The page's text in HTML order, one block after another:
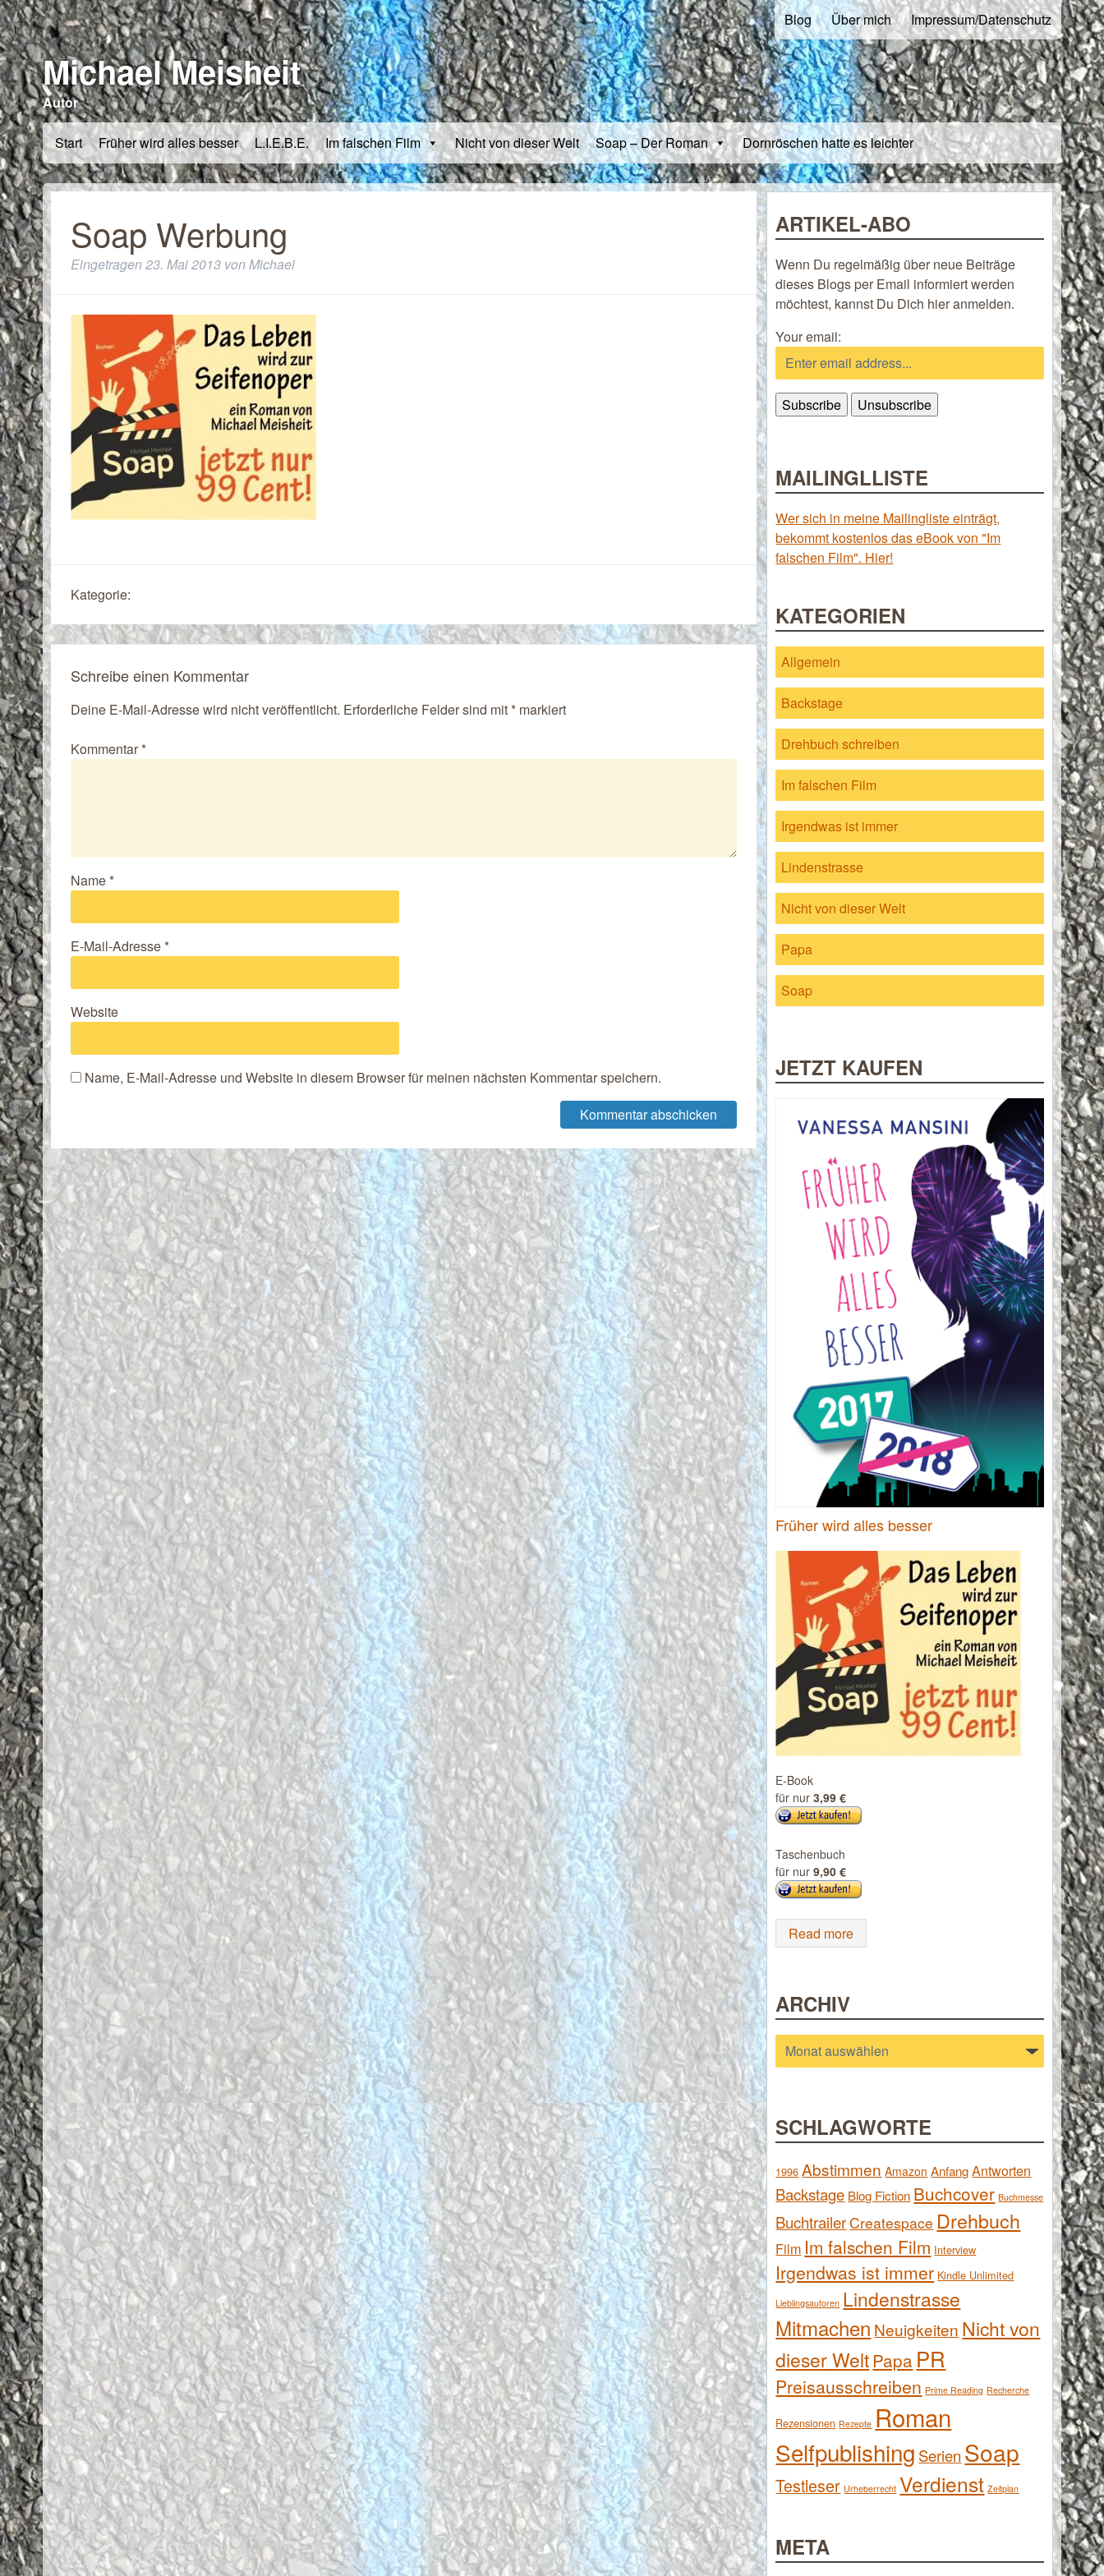
Blog Über mich Impressum/Datenschutz
Michael Meisheit
Autor
Start Früher wird alles besser L.I.E.B.E. Im falschen Film Nicht von dieser Welt Soap – Der Roman Dornröschen hatte es leichter
Soap Werbung
Eingetragen23. Mai 2013 vonMichael
Kategorie:
Schreibe einen Kommentar
Deine E-Mail-Adresse wird nicht veröffentlicht. Erforderliche Felder sind mit* markiert
Kommentar*
Name*
E-Mail-Adresse*
Website
Name, E-Mail-Adresse und Website in diesem Browser für meinen nächsten Kommentar speichern.
ARTIKEL-ABO
Wenn Du regelmäßig über neue Beiträge
dieses Blogs per Email informiert werden
möchtest, kannst Du Dich hier anmelden.
Your email:
MAILINGLLISTE
Wer sich in meine Mailingliste einträgt,
bekommt kostenlos das eBook von "Im
falschen Film". Hier!
KATEGORIEN
Allgemein
Backstage
Drehbuch schreiben
Im falschen Film
Irgendwas ist immer
Lindenstrasse
Nicht von dieser Welt
Papa
Soap
JETZT KAUFEN
Früher wird alles besser
E-Book
für nur3,99 €
Taschenbuch
für nur9,90 €
Read more
ARCHIV
Archiv
SCHLAGWORTE
1996 Abstimmen Amazon Anfang Antworten
Backstage Blog Fiction Buchcover Buchmesse
BuchtrailerCreatespace Drehbuch
Film Im falschen Film Interview
Irgendwas ist immer Kindle Unlimited
Lieblingsautoren Lindenstrasse
Mitmachen Neuigkeiten Nicht von
dieser WeltPapa PR
Preisausschreiben Prime Reading Recherche
Rezensionen Rezepte Roman
Selfpublishing Serien Soap
Testleser Urheberrecht Verdienst Zeitplan
META